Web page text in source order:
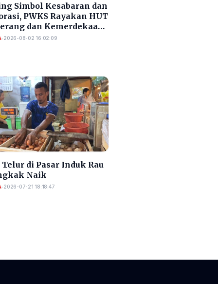
Simbol Kesabaran dan
PWKS Rayakan HUT
dan Kemerdekaan
•2026-08-02 16:02:09
di Pasar Induk Rau
Naik
•2026-07-21 18:18:47